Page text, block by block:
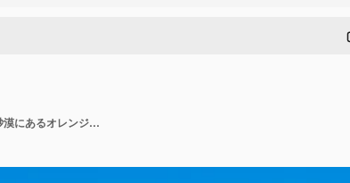
ナミビアのナミブナウクルフト国立公園ソススフレイのナミブ砂漠にあるオレンジ色の砂丘のオレンジ色の砂の美しい風景。